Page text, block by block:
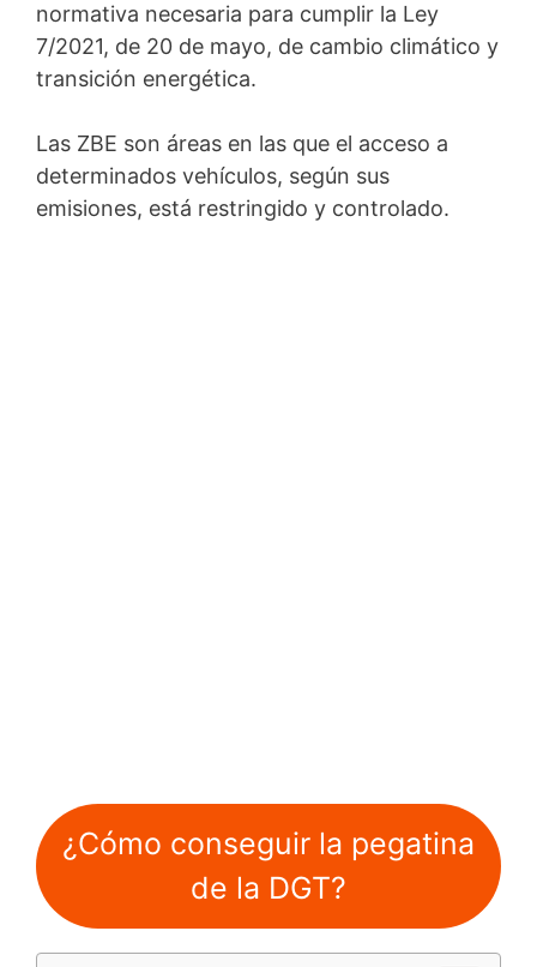
normativa necesaria para cumplir la Ley
7/2021, de 20 de mayo, de cambio climático y
transición energética.
Las ZBE son áreas en las que el acceso a
determinados vehículos, según sus
emisiones, está restringido y controlado.
¿Cómo conseguir la pegatina
de la DGT?